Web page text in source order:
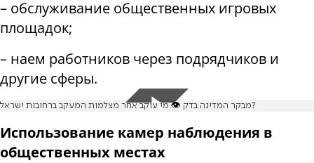
– обслуживание общественных игровых
площадок;
– наем работников через подрядчиков и
другие сферы.
מבקר המדינה בדק 👁️ מי עוקב אחר מצלמות המעקב ברחובות ישראל?
Использование камер наблюдения в
общественных местах